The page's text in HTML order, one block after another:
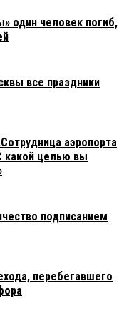
один человек погиб,
все праздники
аэропорта
какой целью вы
подписанием
перебегавшего